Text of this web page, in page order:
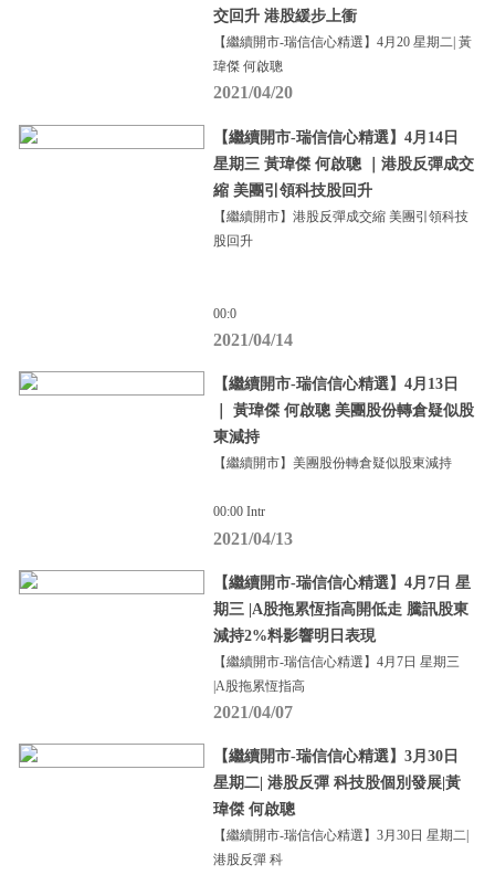
交回升 港股緩步上衝
【繼續開市-瑞信信心精選】4月20 星期二| 黃
瑋傑 何啟聰
2021/04/20
【繼續開市-瑞信信心精選】4月14日
星期三 黃瑋傑 何啟聰 ｜港股反彈成交
縮 美團引領科技股回升
【繼續開市】港股反彈成交縮 美團引領科技
股回升
00:0
2021/04/14
【繼續開市-瑞信信心精選】4月13日
｜ 黃瑋傑 何啟聰 美團股份轉倉疑似股
東減持
【繼續開市】美團股份轉倉疑似股東減持
00:00 Intr
2021/04/13
【繼續開市-瑞信信心精選】4月7日 星
期三 |A股拖累恆指高開低走 騰訊股東
減持2%料影響明日表現
【繼續開市-瑞信信心精選】4月7日 星期三
|A股拖累恆指高
2021/04/07
【繼續開市-瑞信信心精選】3月30日
星期二| 港股反彈 科技股個別發展|黃
瑋傑 何啟聰
【繼續開市-瑞信信心精選】3月30日 星期二|
港股反彈 科